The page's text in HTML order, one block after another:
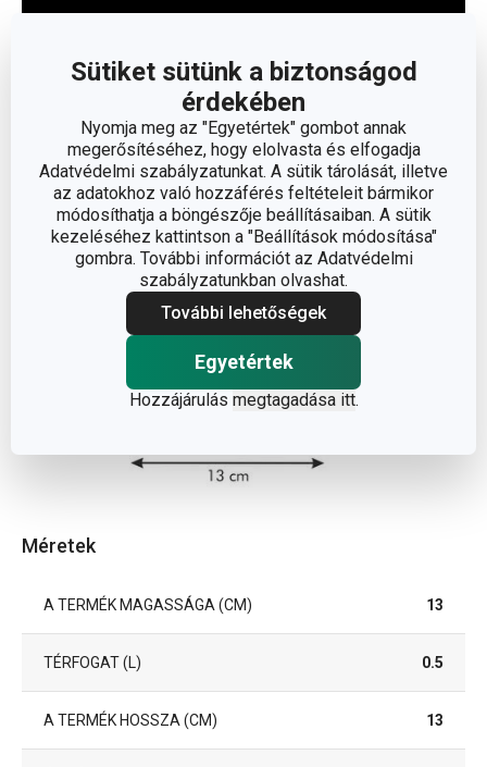
Sütiket sütünk a biztonságod
érdekében
Nyomja meg az "Egyetértek" gombot annak
megerősítéséhez, hogy elolvasta és elfogadja
Adatvédelmi szabályzatunkat. A sütik tárolását, illetve
az adatokhoz való hozzáférés feltételeit bármikor
módosíthatja a böngészője beállításaiban. A sütik
kezeléséhez kattintson a "Beállítások módosítása"
gombra. További információt az Adatvédelmi
szabályzatunkban olvashat.
További lehetőségek
Egyetértek
Hozzájárulás megtagadása itt.
Olvasson kevesebbet
Méretek
A TERMÉK MAGASSÁGA (CM) 13
TÉRFOGAT (L) 0.5
A TERMÉK HOSSZA (CM) 13